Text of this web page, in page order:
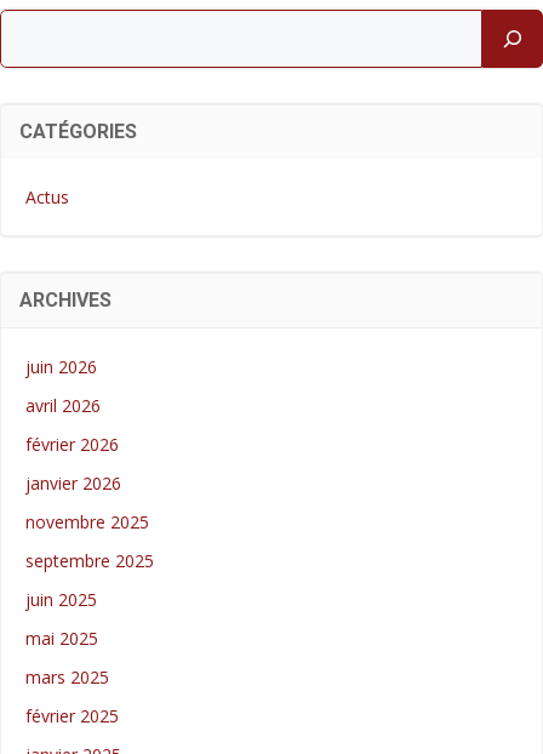
Rechercher
CATÉGORIES
Actus
ARCHIVES
juin 2026
avril 2026
février 2026
janvier 2026
novembre 2025
septembre 2025
juin 2025
mai 2025
mars 2025
février 2025